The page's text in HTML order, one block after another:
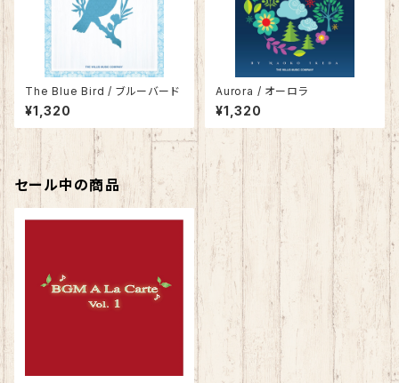
The Blue Bird / ブルーバード
¥1,320
Aurora / オーロラ
¥1,320
セール中の商品